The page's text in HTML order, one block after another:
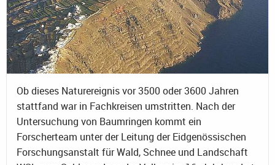
Ob dieses Naturereignis vor 3500 oder 3600 Jahren
stattfand war in Fachkreisen umstritten. Nach der
Untersuchung von Baumringen kommt ein
Forscherteam unter der Leitung der Eidgenössischen
Forschungsanstalt für Wald, Schnee und Landschaft